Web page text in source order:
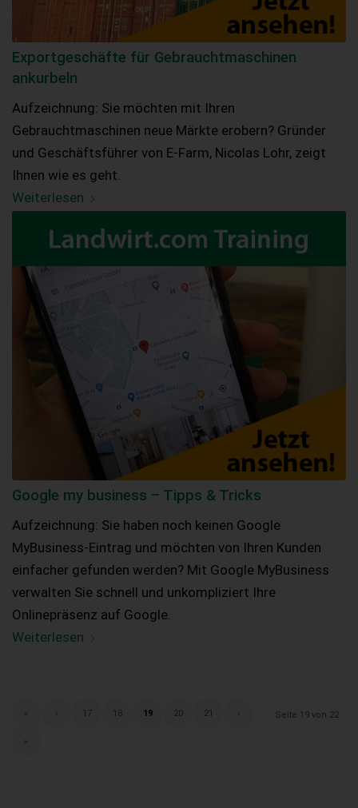
Exportgeschäfte für Gebrauchtmaschinen
ankurbeln
Aufzeichnung: Sie möchten mit Ihren
Gebrauchtmaschinen neue Märkte erobern? Gründer
und Geschäftsführer von E-Farm, Nicolas Lohr, zeigt
Ihnen wie es geht.
Weiterlesen
Google my business – Tipps & Tricks
Aufzeichnung: Sie haben noch keinen Google
MyBusiness-Eintrag und möchten von Ihren Kunden
einfacher gefunden werden? Mit Google MyBusiness
verwalten Sie schnell und unkompliziert Ihre
Onlinepräsenz auf Google.
Weiterlesen
Seite 19 von 22
« ‹ 17 18 19 20 21